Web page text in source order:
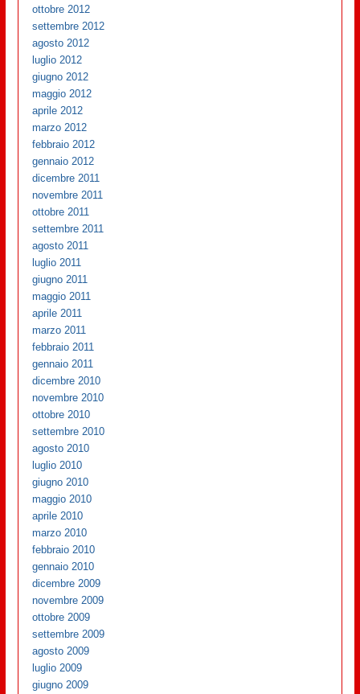
ottobre 2012
settembre 2012
agosto 2012
luglio 2012
giugno 2012
maggio 2012
aprile 2012
marzo 2012
febbraio 2012
gennaio 2012
dicembre 2011
novembre 2011
ottobre 2011
settembre 2011
agosto 2011
luglio 2011
giugno 2011
maggio 2011
aprile 2011
marzo 2011
febbraio 2011
gennaio 2011
dicembre 2010
novembre 2010
ottobre 2010
settembre 2010
agosto 2010
luglio 2010
giugno 2010
maggio 2010
aprile 2010
marzo 2010
febbraio 2010
gennaio 2010
dicembre 2009
novembre 2009
ottobre 2009
settembre 2009
agosto 2009
luglio 2009
giugno 2009